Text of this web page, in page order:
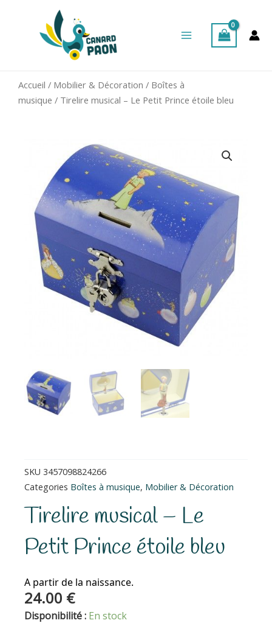
Menu
Accueil / Mobilier & Décoration / Boîtes à
musique / Tirelire musical – Le Petit Prince étoile bleu
SKU 3457098824266
Categories Boîtes à musique, Mobilier & Décoration
Tirelire musical – Le
Petit Prince étoile bleu
A partir de la naissance.
24.00 €
Disponibilité : En stock
quantité